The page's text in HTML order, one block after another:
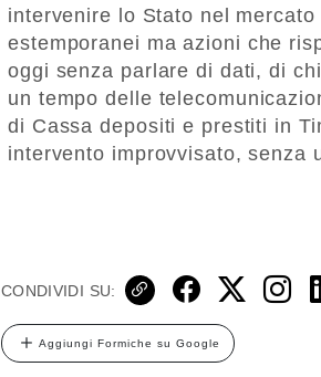
intervenire lo Stato nel
estemporanei ma azioni che
oggi senza parlare di dati, di
un tempo delle
di Cassa depositi e prestiti in
intervento improvvisato, senza
CONDIVIDI SU:
Aggiungi Formiche su Google